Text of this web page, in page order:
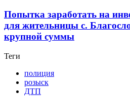
Попытка заработать на
для жительницы с.
крупной суммы
Теги
полиция
розыск
ДТП